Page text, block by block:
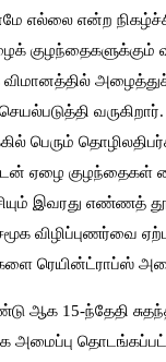
எல்லை என்ற
அழைத்துச்
பெரும்
ஏழை குழந்தைகள்
இவரது எண்ணத்
விழிப்புணர்வை
ரெயின்ட்ராப்ஸ்
ஆக 15-ந்தேதி
அமைப்பு